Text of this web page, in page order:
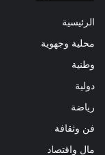
الرئيسية
محلية وجهوية
وطنية
دولية
رياضة
فن وثقافة
مال واقتصاد